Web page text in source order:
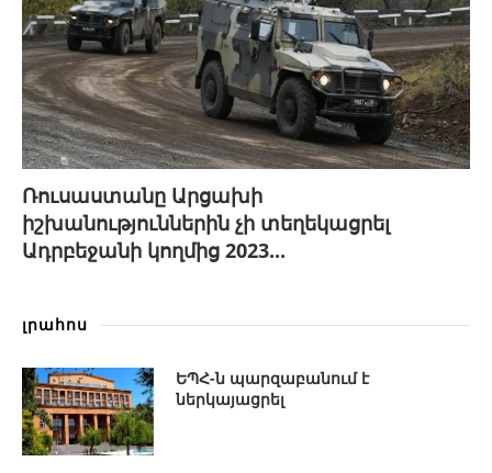
Ռուսաստանը Արցախի
իշխանություններին չի տեղեկացրել
Ադրբեջանի կողմից 2023...
լրահոս
ԵՊՀ-ն պարզաբանում է
ներկայացրել